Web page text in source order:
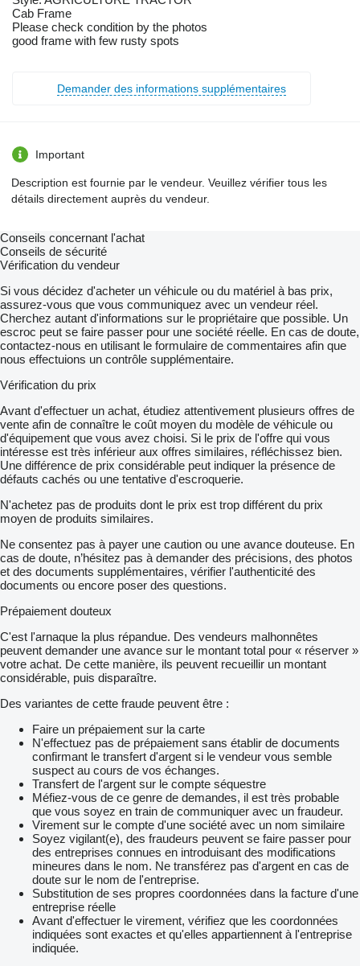
Cab Frame
Please check condition by the photos
good frame with few rusty spots
Demander des informations supplémentaires
Important
Description est fournie par le vendeur. Veuillez vérifier tous les
détails directement auprès du vendeur.
Conseils concernant l'achat
Conseils de sécurité
Vérification du vendeur
Si vous décidez d'acheter un véhicule ou du matériel à bas prix,
assurez-vous que vous communiquez avec un vendeur réel.
Cherchez autant d'informations sur le propriétaire que possible. Un
escroc peut se faire passer pour une société réelle. En cas de doute,
contactez-nous en utilisant le formulaire de commentaires afin que
nous effectuions un contrôle supplémentaire.
Vérification du prix
Avant d'effectuer un achat, étudiez attentivement plusieurs offres de
vente afin de connaître le coût moyen du modèle de véhicule ou
d'équipement que vous avez choisi. Si le prix de l'offre qui vous
intéresse est très inférieur aux offres similaires, réfléchissez bien.
Une différence de prix considérable peut indiquer la présence de
défauts cachés ou une tentative d'escroquerie.
N'achetez pas de produits dont le prix est trop différent du prix
moyen de produits similaires.
Ne consentez pas à payer une caution ou une avance douteuse. En
cas de doute, n’hésitez pas à demander des précisions, des photos
et des documents supplémentaires, vérifier l'authenticité des
documents ou encore poser des questions.
Prépaiement douteux
C'est l'arnaque la plus répandue. Des vendeurs malhonnêtes
peuvent demander une avance sur le montant total pour « réserver »
votre achat. De cette manière, ils peuvent recueillir un montant
considérable, puis disparaître.
Des variantes de cette fraude peuvent être :
Faire un prépaiement sur la carte
N'effectuez pas de prépaiement sans établir de documents
confirmant le transfert d'argent si le vendeur vous semble
suspect au cours de vos échanges.
Transfert de l'argent sur le compte séquestre
Méfiez-vous de ce genre de demandes, il est très probable
que vous soyez en train de communiquer avec un fraudeur.
Virement sur le compte d'une société avec un nom similaire
Soyez vigilant(e), des fraudeurs peuvent se faire passer pour
des entreprises connues en introduisant des modifications
mineures dans le nom. Ne transférez pas d'argent en cas de
doute sur le nom de l'entreprise.
Substitution de ses propres coordonnées dans la facture d'une
entreprise réelle
Avant d'effectuer le virement, vérifiez que les coordonnées
indiquées sont exactes et qu'elles appartiennent à l'entreprise
indiquée.